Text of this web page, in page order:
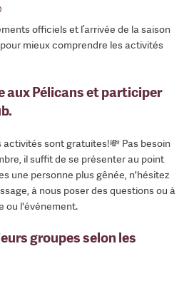
officiels et l’arrivée de la saison
mieux comprendre les activités
aux Pélicans et participer
sont gratuites!💸 Pas besoin
il suffit de se présenter au point
une personne plus gênée, n'hésitez
à nous poser des questions ou à
ou l'événement.
groupes selon les